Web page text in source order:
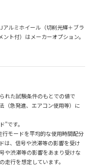
ルミホイール（切削光輝＋ブラ
ト付）はメーカーオプション。
れた試験条件のもとでの値で
（急発進、エアコン使用等）に
です。
モードを平均的な使用時間配分
は、信号や渋滞等の影響を受け
や渋滞等の影響をあまり受けな
行を想定しています。